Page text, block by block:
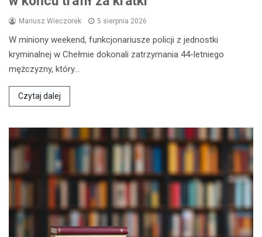
Mariusz Wieczorek 5 sierpnia 2026
W miniony weekend, funkcjonariusze policji z jednostki
kryminalnej w Chełmie dokonali zatrzymania 44-letniego
mężczyzny, który…
Czytaj dalej